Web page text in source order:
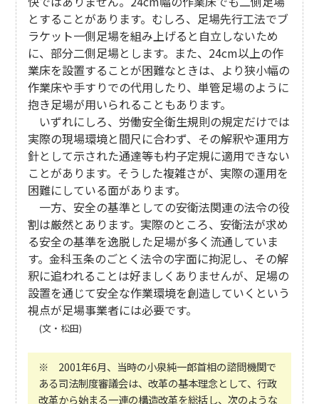
とすることがあります。むしろ、足場先行工法でブ
ラケット一側足場を組み上げると自立しないため
に、部分二側足場とします。また、24cm以上の作
業床を設置することが困難なときは、より狭小幅の
作業床や手すりでの代用したり、単管足場のように
抱き足場が用いられることもあります。
いずれにしろ、労働安全衛生規則の規定だけでは
実際の現場環境と間尺に合わず、その解釈や運用方
針として示された通達等も杓子定規に適用できない
ことがあります。そうした複雑さが、実際の運用を
困難にしている面があります。
一方、安全の基準としての安衛法関連の法令の役
割は厳然とあります。実際のところ、安衛法が求め
る安全の基準を逸脱した足場が多く流通していま
す。金科玉条のごとく法令の字面に拘泥し、その解
釈に追われることは好ましくありませんが、足場の
設置を通じて安全な作業環境を創造していくという
視点が足場事業者には必要です。
(文・松田)
※ 2001年6月、当時の小泉純一郎首相の諮問機関で
ある司法制度審議会は、改革の基本理念として、行政
改革から始まる一連の構造改革を総括し、次のような